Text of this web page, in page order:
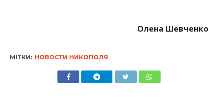
Олена Шевченко
МІТКИ: НОВОСТИ НИКОПОЛЯ